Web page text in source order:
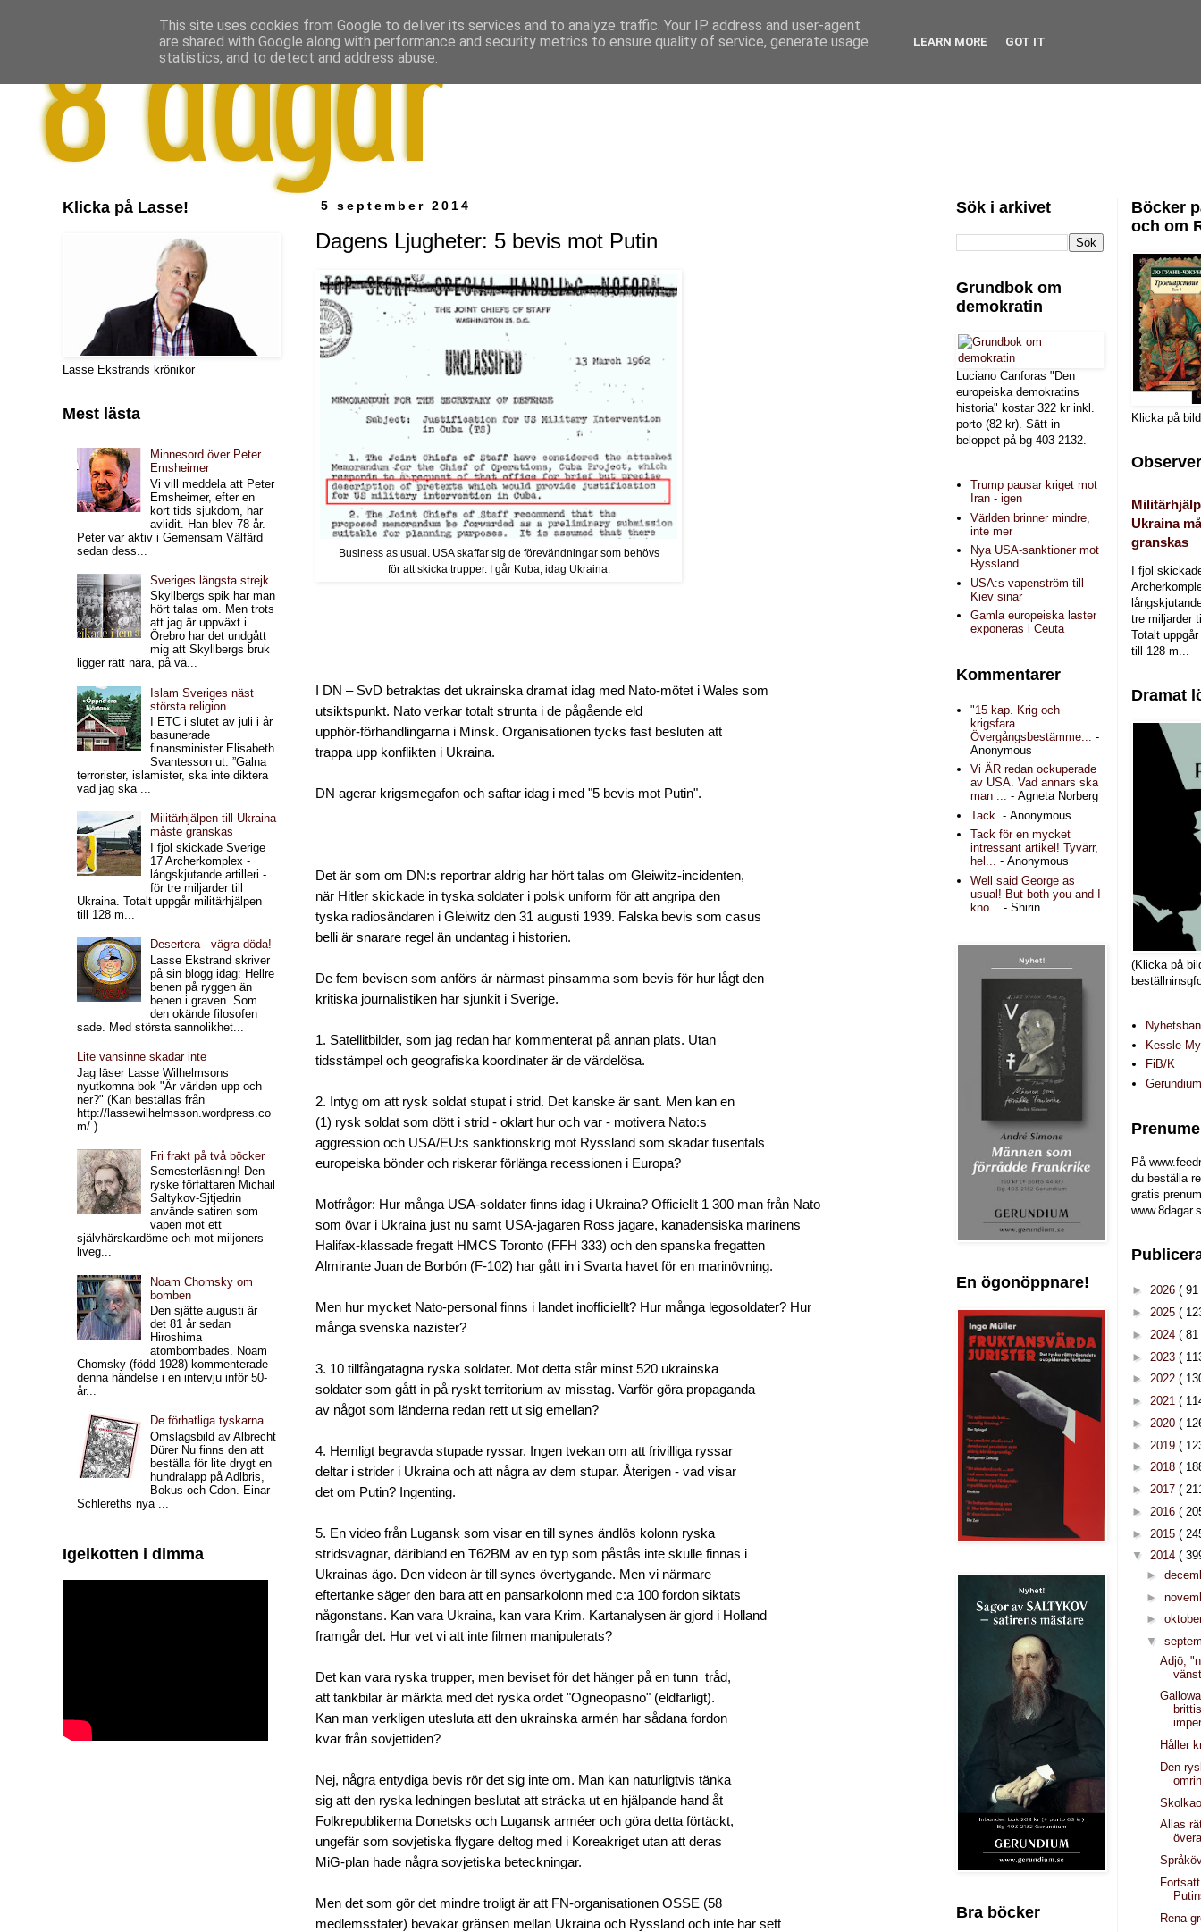
5 september 2014
Dagens Ljugheter: 5 bevis mot Putin
Business as usual. USA skaffar sig de förevändningar som behövs
för att skicka trupper. I går Kuba, idag Ukraina.
I DN – SvD betraktas det ukrainska dramat idag med Nato-mötet i Wales som
utsiktspunkt. Nato verkar totalt strunta i de pågående eld
upphör-förhandlingarna i Minsk. Organisationen tycks fast besluten att
trappa upp konflikten i Ukraina.
DN agerar krigsmegafon och saftar idag i med "5 bevis mot Putin".
Det är som om DN:s reportrar aldrig har hört talas om Gleiwitz-incidenten,
när Hitler skickade in tyska soldater i polsk uniform för att angripa den
tyska radiosändaren i Gleiwitz den 31 augusti 1939. Falska bevis som casus
belli är snarare regel än undantag i historien.
De fem bevisen som anförs är närmast pinsamma som bevis för hur lågt den
kritiska journalistiken har sjunkit i Sverige.
1. Satellitbilder, som jag redan har kommenterat på annan plats. Utan
tidsstämpel och geografiska koordinater är de värdelösa.
2. Intyg om att rysk soldat stupat i strid. Det kanske är sant. Men kan en
(1) rysk soldat som dött i strid - oklart hur och var - motivera Nato:s
aggression och USA/EU:s sanktionskrig mot Ryssland som skadar tusentals
europeiska bönder och riskerar förlänga recessionen i Europa?
Motfrågor: Hur många USA-soldater finns idag i Ukraina? Officiellt 1 300 man från Nato
som övar i Ukraina just nu samt USA-jagaren Ross jagare, kanadensiska marinens
Halifax-klassade fregatt HMCS Toronto (FFH 333) och den spanska fregatten
Almirante Juan de Borbón (F-102) har gått in i Svarta havet för en marinövning.
Men hur mycket Nato-personal finns i landet inofficiellt? Hur många legosoldater? Hur
många svenska nazister?
3. 10 tillfångatagna ryska soldater. Mot detta står minst 520 ukrainska
soldater som gått in på ryskt territorium av misstag. Varför göra propaganda
av något som länderna redan rett ut sig emellan?
4. Hemligt begravda stupade ryssar. Ingen tvekan om att frivilliga ryssar
deltar i strider i Ukraina och att några av dem stupar. Återigen - vad visar
det om Putin? Ingenting.
5. En video från Lugansk som visar en till synes ändlös kolonn ryska
stridsvagnar, däribland en T62BM av en typ som påstås inte skulle finnas i
Ukrainas ägo. Den videon är till synes övertygande. Men vi närmare
eftertanke säger den bara att en pansarkolonn med c:a 100 fordon siktats
någonstans. Kan vara Ukraina, kan vara Krim. Kartanalysen är gjord i Holland
framgår det. Hur vet vi att inte filmen manipulerats?
Det kan vara ryska trupper, men beviset för det hänger på en tunn tråd,
att tankbilar är märkta med det ryska ordet "Ogneopasno" (eldfarligt).
Kan man verkligen utesluta att den ukrainska armén har sådana fordon
kvar från sovjettiden?
Nej, några entydiga bevis rör det sig inte om. Man kan naturligtvis tänka
sig att den ryska ledningen beslutat att sträcka ut en hjälpande hand åt
Folkrepublikerna Donetsks och Lugansk arméer och göra detta förtäckt,
ungefär som sovjetiska flygare deltog med i Koreakriget utan att deras
MiG-plan hade några sovjetiska beteckningar.
Men det som gör det mindre troligt är att FN-organisationen OSSE (58
medlemsstater) bevakar gränsen mellan Ukraina och Ryssland och inte har sett
Klicka på Lasse!
Lasse Ekstrands krönikor
Mest lästa
Minnesord över Peter
Emsheimer
Vi vill meddela att Peter
Emsheimer, efter en
kort tids sjukdom, har
avlidit. Han blev 78 år.
Peter var aktiv i Gemensam Välfärd
sedan dess...
Sveriges längsta strejk
Skyllbergs spik har man
hört talas om. Men trots
att jag är uppväxt i
Örebro har det undgått
mig att Skyllbergs bruk
ligger rätt nära, på vä...
Islam Sveriges näst
största religion
I ETC i slutet av juli i år
basunerade
finansminister Elisabeth
Svantesson ut: ”Galna
terrorister, islamister, ska inte diktera
vad jag ska ...
Militärhjälpen till Ukraina
måste granskas
I fjol skickade Sverige
17 Archerkomplex -
långskjutande artilleri -
för tre miljarder till
Ukraina. Totalt uppgår militärhjälpen
till 128 m...
Desertera - vägra döda!
Lasse Ekstrand skriver
på sin blogg idag: Hellre
benen på ryggen än
benen i graven. Som
den okände filosofen
sade. Med största sannolikhet...
Lite vansinne skadar inte
Jag läser Lasse Wilhelmsons
nyutkomna bok "Är världen upp och
ner?" (Kan beställas från
http://lassewilhelmsson.wordpress.co
m/ ). ...
Fri frakt på två böcker
Semesterläsning! Den
ryske författaren Michail
Saltykov-Sjtjedrin
använde satiren som
vapen mot ett
självhärskardöme och mot miljoners
liveg...
Noam Chomsky om
bomben
Den sjätte augusti är
det 81 år sedan
Hiroshima
atombombades. Noam
Chomsky (född 1928) kommenterade
denna händelse i en intervju inför 50-
år...
De förhatliga tyskarna
Omslagsbild av Albrecht
Dürer Nu finns den att
beställa för lite drygt en
hundralapp på Adlbris,
Bokus och Cdon. Einar
Schlereths nya ...
Igelkotten i dimma
Sök i arkivet
Grundbok om
demokratin
Luciano Canforas "Den
europeiska demokratins
historia" kostar 322 kr inkl.
porto (82 kr). Sätt in
beloppet på bg 403-2132.
Trump pausar kriget mot
Iran - igen
Världen brinner mindre,
inte mer
Nya USA-sanktioner mot
Ryssland
USA:s vapenström till
Kiev sinar
Gamla europeiska laster
exponeras i Ceuta
Kommentarer
"15 kap. Krig och
krigsfara
Övergångsbestämme...
-
Anonymous
Vi ÄR redan ockuperade
av USA. Vad annars ska
man ... - Agneta Norberg
Tack. - Anonymous
Tack för en mycket
intressant artikel! Tyvärr,
hel... - Anonymous
Well said George as
usual! But both you and I
kno...
- Shirin
En ögonöppnare!
Bra böcker
Böcker
och om
Klicka på
Ukraina
granskas
I fjol
tre miljarder
Totalt
till 128 m...
Dramat
(Klicka på
Kessle-
FiB/K
På
du beställa
gratis
► 2026 ( 91
► 2025 (
► 2024 ( 81
► 2023 (
► 2022 (
► 2021 (
► 2020 (
► 2019 (
► 2018 (
► 2017 (
► 2016 (
► 2015 (
▼ 2014 (
►
►
►
▼
Adjö,
Håller
Den
Allas
Rena
This site uses cookies from Google to deliver its services and to analyze traffic. Your IP address and user-agent
are shared with Google along with performance and security metrics to ensure quality of service, generate usage
statistics, and to detect and address abuse.
LEARN MORE GOT IT